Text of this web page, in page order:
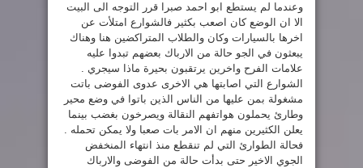
وعندما لم يستطع ابو احمد صبرا قرر التوجه الى البيت
الا ان الوضع كان اصعب بكثير فالشوارع امتلأت عن
اخرها بالسيارات وكان والطلاب المتراكضين هنا وهناك
يبعثون في الجو حالة من الارباك بعضهم تبدوا عليه
علامات الفرح واخرين يرتقبون بحيرة ماذا سيجري .
الشوارع التي اصابتها هي الاخرى عدوى الفوضى باتت
مشغولة بمن عليها من الناس الذين باتوا في وضع محير
وطارئ يحملون هواتفهم النقالة ويصرخون بغضب بينما
يعلن الكثيرين منهم ان الامر بات صعبا ولا يمكن تحمله .
فحالة الطوارئ التي لم تنقطع منذ انتهاء المنخفض
الجوي الاخير حتى بدأت حالة من الفوضى والارباك